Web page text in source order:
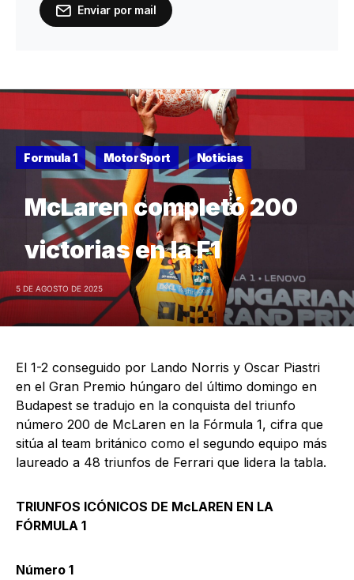
Enviar por mail
Formula 1 MotorSport Noticias
McLaren completó 200
victorias en la F1
5 DE AGOSTO DE 2025
El 1-2 conseguido por Lando Norris y Oscar Piastri
en el Gran Premio húngaro del último domingo en
Budapest se tradujo en la conquista del triunfo
número 200 de McLaren en la Fórmula 1, cifra que
sitúa al team británico como el segundo equipo más
laureado a 48 triunfos de Ferrari que lidera la tabla.
TRIUNFOS ICÓNICOS DE McLAREN EN LA
FÓRMULA 1
Número 1